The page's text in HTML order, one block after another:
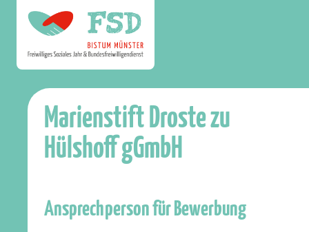
Marienstift Droste zu
Hülshoff gGmbH
Ansprechperson für Bewerbung